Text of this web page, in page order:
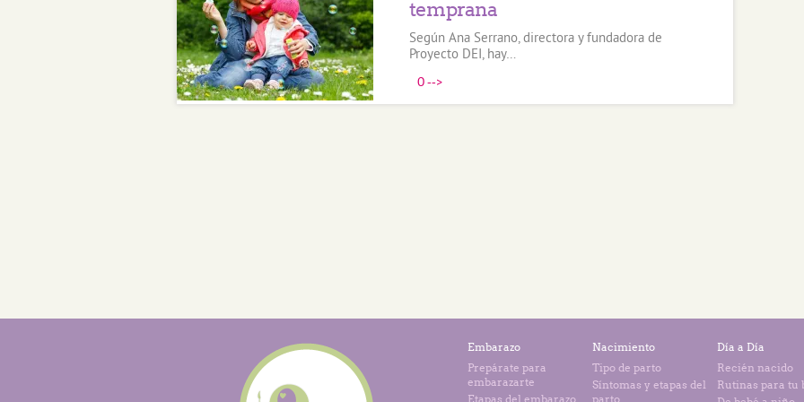
temprana
Según Ana Serrano, directora y fundadora de
Proyecto DEI, hay…
0 -->
Embarazo
Prepárate para
embarazarte
Etapas del embarazo
Nacimiento
Tipo de parto
Síntomas y etapas del
parto
Día a Día
Recién nacido
Rutinas para tu